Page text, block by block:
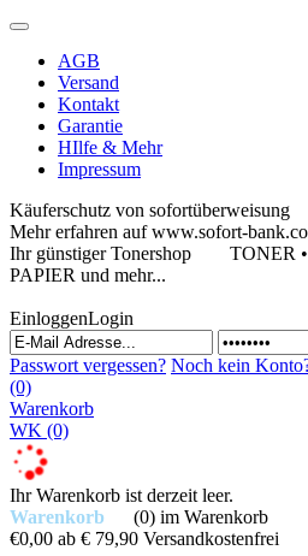
AGB
Versand
Kontakt
Garantie
HIlfe & Mehr
Impressum
Käuferschutz von sofortüberweisung
Mehr erfahren auf www.sofort-
Ihr günstiger Tonershop TONER •
PAPIER und mehr...
EinloggenLogin
Passwort vergessen? Noch kein
(0)
Warenkorb
WK (0)
Ihr Warenkorb ist derzeit leer.
Warenkorb
(0) im Warenkorb
€0,00 ab € 79,90 Versandkostenfrei